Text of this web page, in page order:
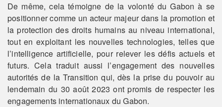
De même, cela témoigne de la volonté du Gabon à se
positionner comme un acteur majeur dans la promotion et
la protection des droits humains au niveau international,
tout en exploitant les nouvelles technologies, telles que
l’intelligence artificielle, pour relever les défis actuels et
futurs. Cela traduit aussi l’engagement des nouvelles
autorités de la Transition qui, dès la prise du pouvoir au
lendemain du 30 août 2023 ont promis de respecter les
engagements internationaux du Gabon.